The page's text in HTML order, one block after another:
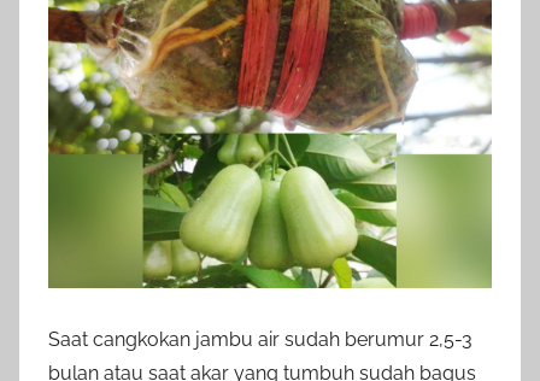
Saat cangkokan jambu air sudah berumur 2,5-3
bulan atau saat akar yang tumbuh sudah bagus